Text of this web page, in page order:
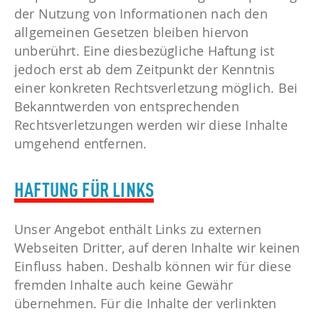
der Nutzung von Informationen nach den
allgemeinen Gesetzen bleiben hiervon
unberührt. Eine diesbezügliche Haftung ist
jedoch erst ab dem Zeitpunkt der Kenntnis
einer konkreten Rechtsverletzung möglich. Bei
Bekanntwerden von entsprechenden
Rechtsverletzungen werden wir diese Inhalte
umgehend entfernen.
HAFTUNG FÜR LINKS
Unser Angebot enthält Links zu externen
Webseiten Dritter, auf deren Inhalte wir keinen
Einfluss haben. Deshalb können wir für diese
fremden Inhalte auch keine Gewähr
übernehmen. Für die Inhalte der verlinkten